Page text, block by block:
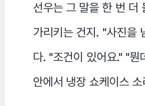
선우는 그 말을 한 번 더
가리키는 건지. "사진을
다. "조건이 있어요." "뭔
안에서 냉장 쇼케이스